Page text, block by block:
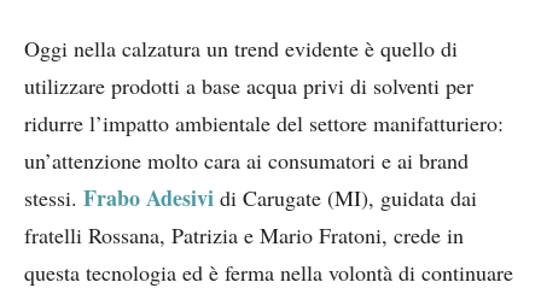
Oggi nella calzatura un trend evidente è quello di
utilizzare prodotti a base acqua privi di solventi per
ridurre l’impatto ambientale del settore manifatturiero:
un’attenzione molto cara ai consumatori e ai brand
stessi. Frabo Adesivi di Carugate (MI), guidata dai
fratelli Rossana, Patrizia e Mario Fratoni, crede in
questa tecnologia ed è ferma nella volontà di continuare